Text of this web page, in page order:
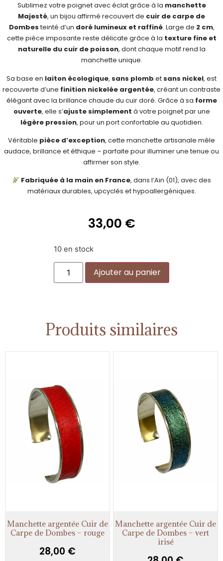
Sublimez votre poignet avec éclat grâce à la manchette
Majesté, un bijou affirmé recouvert de cuir de carpe de
Dombesteinté d’un doré lumineux et raffiné. Large de 2 cm,
cette pièce imposante reste délicate grâce à la texture fine et
naturelle du cuir de poisson, dont chaque motif rend la
manchette unique.
Sa base en laiton écologique, sans plomb et sans nickel, est
recouverte d’une finition nickelée argentée, créant un contraste
élégant avec la brillance chaude du cuir doré. Grâce à sa forme
ouverte, elle s’ajuste simplement à votre poignet par une
légère pression, pour un port confortable au quotidien.
Véritable pièce d’exception, cette manchette artisanale mêle
audace, brillance et éthique – parfaite pour illuminer une tenue ou
affirmer son style.
Fabriquée à la main en France, dans l’Ain (01), avec des
matériaux durables, upcyclés et hypoallergéniques.
33,00 €
10 en stock
Ajouter au panier
Produits similaires
Manchette argentée Cuir de
Carpe de Dombes – rouge
28,00 €
Manchette argentée Cuir de
Carpe de Dombes – vert
irisé